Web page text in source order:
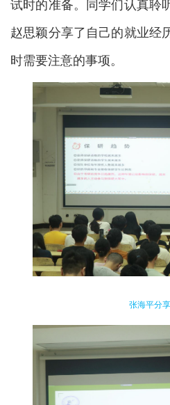
试时的准备。同学们认真聆
赵思颖分享了自己的就业经
时需要注意的事项。
张海平分